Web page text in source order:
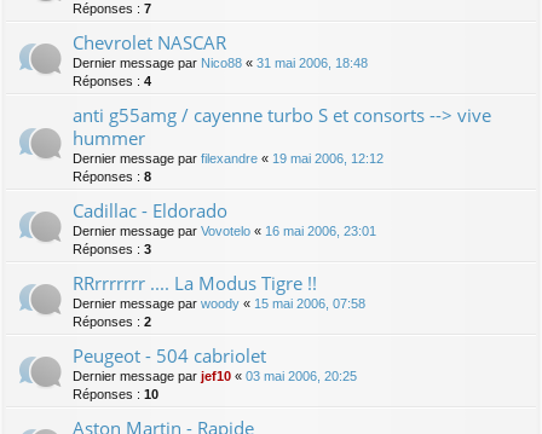
Réponses : 7
Chevrolet NASCAR
Dernier message par Nico88 « 31 mai 2006, 18:48
Réponses : 4
anti g55amg / cayenne turbo S et consorts --> vive
hummer
Dernier message par filexandre « 19 mai 2006, 12:12
Réponses : 8
Cadillac - Eldorado
Dernier message par Vovotelo « 16 mai 2006, 23:01
Réponses : 3
RRrrrrrrr .... La Modus Tigre !!
Dernier message par woody « 15 mai 2006, 07:58
Réponses : 2
Peugeot - 504 cabriolet
Dernier message par jef10 « 03 mai 2006, 20:25
Réponses : 10
Aston Martin - Rapide